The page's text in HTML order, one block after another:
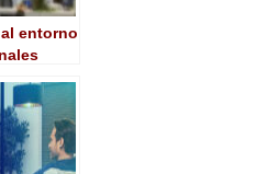
entorno